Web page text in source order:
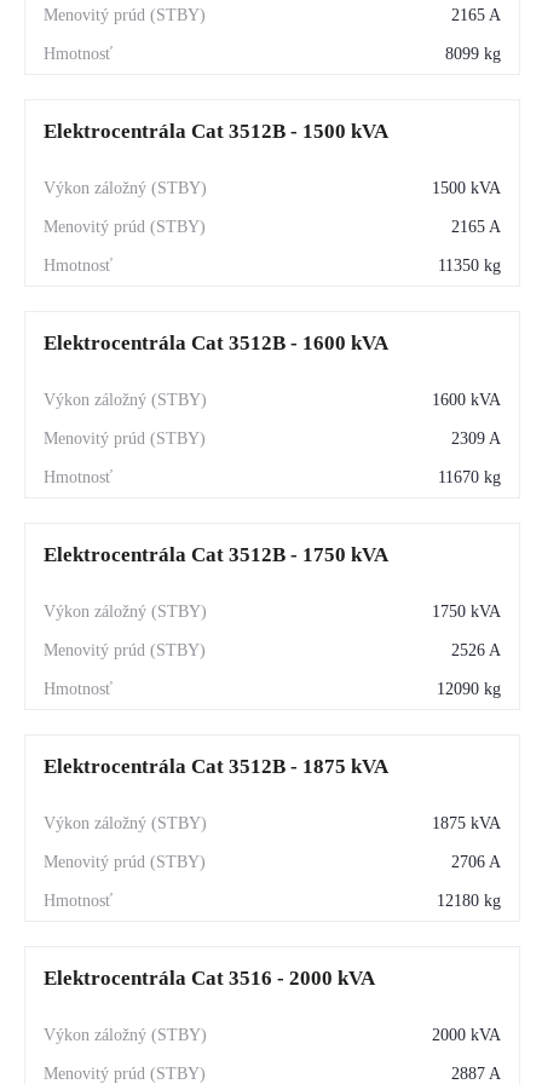
2165 A
8099 kg
Elektrocentrála Cat 3512B - 1500 kVA
1500 kVA
2165 A
11350 kg
Elektrocentrála Cat 3512B - 1600 kVA
1600 kVA
2309 A
11670 kg
Elektrocentrála Cat 3512B - 1750 kVA
1750 kVA
2526 A
12090 kg
Elektrocentrála Cat 3512B - 1875 kVA
1875 kVA
2706 A
12180 kg
Elektrocentrála Cat 3516 - 2000 kVA
2000 kVA
2887 A